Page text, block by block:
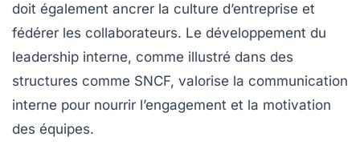
doit également ancrer la culture d’entreprise et
fédérer les collaborateurs. Le développement du
leadership interne, comme illustré dans des
structures comme SNCF, valorise la communication
interne pour nourrir l’engagement et la motivation
des équipes.